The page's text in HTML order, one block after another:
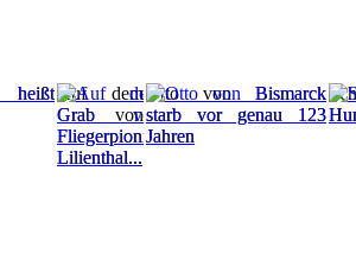
Auf dem
Grab von
Fliegerpionier
Lilienthal...
Otto von Bismarck
starb vor genau 123
Jahren